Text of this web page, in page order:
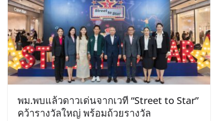
พม.พบแล้วดาวเด่นจากเวที “Street to Star”
คว้ารางวัลใหญ่ พร้อมถ้วยรางวัล